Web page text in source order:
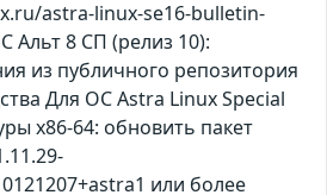
astra-linux-se16-bulletin-
Альт 8 СП (релиз 10):
из публичного репозитория
Для ОС Astra Linux Special
x86-64: обновить пакет
или более